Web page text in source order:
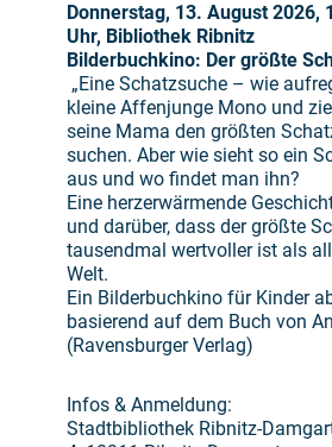
Donnerstag, 13. August 2026,
Uhr, Bibliothek Ribnitz
Bilderbuchkino: Der größte
„Eine Schatzsuche – wie
kleine Affenjunge Mono und
seine Mama den größten
suchen. Aber wie sieht so ein
aus und wo findet man ihn?
Eine herzerwärmende
und darüber, dass der größte
tausendmal wertvoller ist als
Welt.
Ein Bilderbuchkino für Kinder
basierend auf dem Buch von
(Ravensburger Verlag)
Infos & Anmeldung:
Stadtbibliothek Ribnitz-